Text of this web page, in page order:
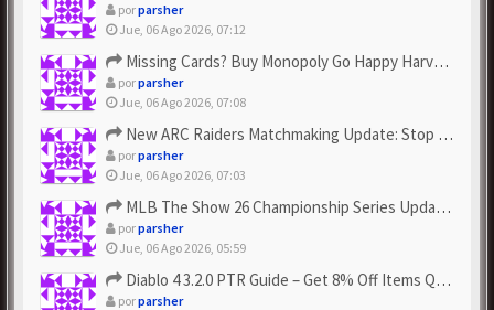
porparsher
Jue, 06 Ago 2026, 07:12
Missing Cards? Buy Monopoly Go Happy Harvest with Looney Tun...
porparsher
Jue, 06 Ago 2026, 07:08
New ARC Raiders Matchmaking Update: Stop Failed - Grab Bluep...
porparsher
Jue, 06 Ago 2026, 07:03
MLB The Show 26 Championship Series Update! Get Cheap & ...
porparsher
Jue, 06 Ago 2026, 05:59
Diablo 4 3.2.0 PTR Guide – Get 8% Off Items Quickly to Test ...
porparsher